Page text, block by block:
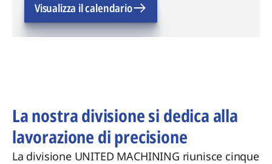
Visualizza il calendario
La nostra divisione si dedica alla
lavorazione di precisione
La divisione UNITED MACHINING riunisce cinque